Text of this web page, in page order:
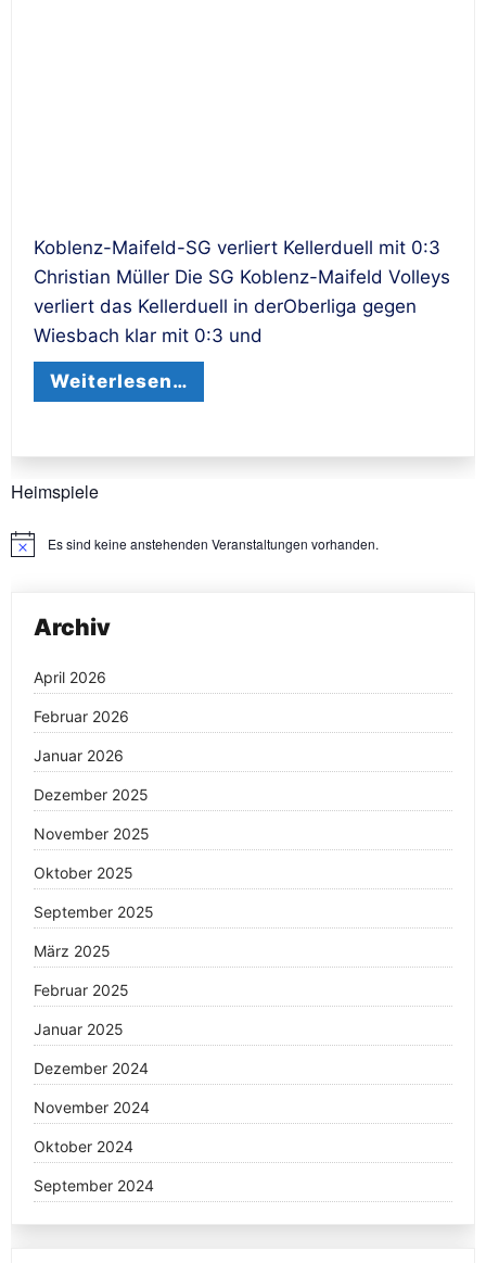
Koblenz-Maifeld-SG verliert Kellerduell mit 0:3
Christian Müller Die SG Koblenz-Maifeld Volleys
verliert das Kellerduell in derOberliga gegen
Wiesbach klar mit 0:3 und
Weiterlesen…
Heimspiele
HinweisEs sind keine anstehenden Veranstaltungen vorhanden.
Archiv
April 2026
Februar 2026
Januar 2026
Dezember 2025
November 2025
Oktober 2025
September 2025
März 2025
Februar 2025
Januar 2025
Dezember 2024
November 2024
Oktober 2024
September 2024